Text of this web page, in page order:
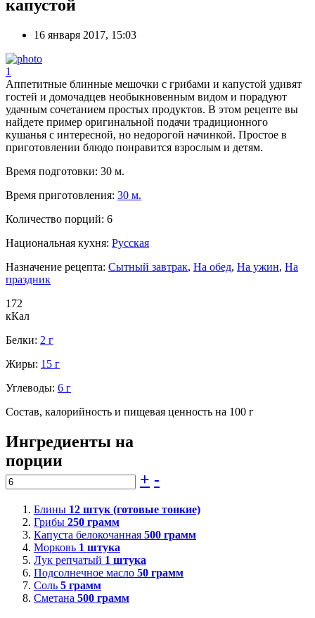
капустой
16 января 2017, 15:03
1
Аппетитные блинные мешочки с грибами и капустой удивят
гостей и домочадцев необыкновенным видом и порадуют
удачным сочетанием простых продуктов. В этом рецепте вы
найдете пример оригинальной подачи традиционного
кушанья с интересной, но недорогой начинкой. Простое в
приготовлении блюдо понравится взрослым и детям.
Время подготовки: 30 м.
Время приготовления: 30 м.
Количество порций: 6
Национальная кухня: Русская
Назначение рецепта: Сытный завтрак, На обед, На ужин, На
праздник
172
кКал
Белки: 2 г
Жиры: 15 г
Углеводы: 6 г
Состав, калорийность и пищевая ценность на 100 г
Ингредиенты на
порции
+ -
Блины 12 штук (готовые тонкие)
Грибы 250 грамм
Капуста белокочанная 500 грамм
Морковь 1 штука
Лук репчатый 1 штука
Подсолнечное масло 50 грамм
Соль 5 грамм
Сметана 500 грамм